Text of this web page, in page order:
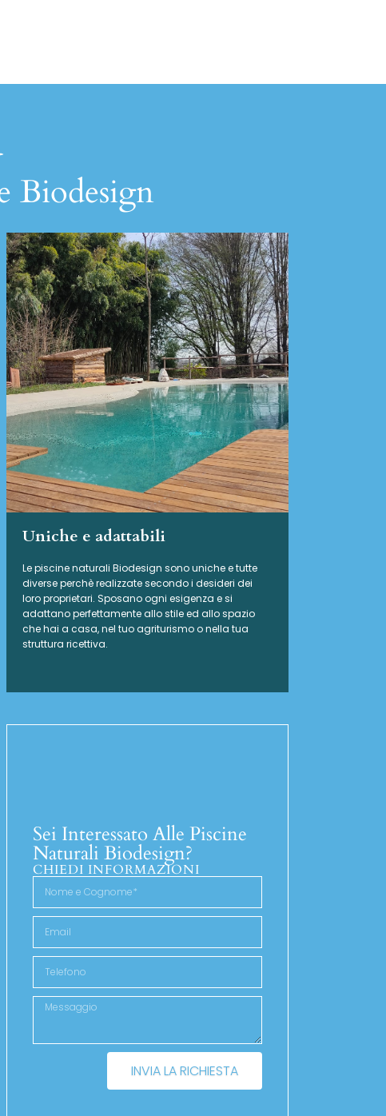
Biodesign
Uniche e adattabili
Le piscine naturali Biodesign sono uniche e tutte
diverse perchè realizzate secondo i desideri dei
loro proprietari. Sposano ogni esigenza e si
adattano perfettamente allo stile ed allo spazio
che hai a casa, nel tuo agriturismo o nella tua
struttura ricettiva.
Sei Interessato Alle Piscine
Naturali Biodesign?
CHIEDI INFORMAZIONI
INVIA LA RICHIESTA